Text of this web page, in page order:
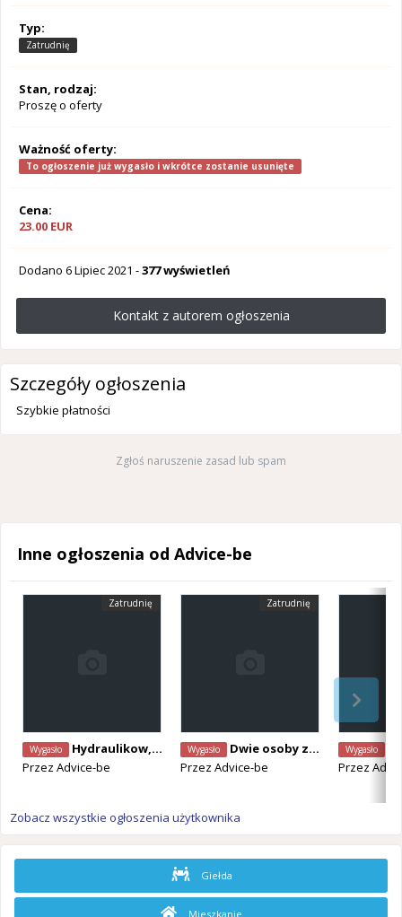
Typ:
Zatrudnię
Stan, rodzaj:
Proszę o oferty
Ważność oferty:
To ogłoszenie już wygasło i wkrótce zostanie usunięte
Cena:
23.00 EUR
Dodano 6 Lipiec 2021 -377 wyświetleń
Kontakt z autorem ogłoszenia
Szczegóły ogłoszenia
Szybkie płatności
Zgłoś naruszenie zasad lub spam
Inne ogłoszenia od Advice-be
Zatrudnię
Wygasło
Hydraulikow, elektryków z drukiem A1. Szybkie płatności, ciągłość pracy.
Przez Advice-be
Zatrudnię
Wygasło
Dwie osoby z drukiem A1 Demolka. Blankenberge
Przez Advice-be
Wygasło
Przez
Zobacz wszystkie ogłoszenia użytkownika
Giełda
Mieszkanie